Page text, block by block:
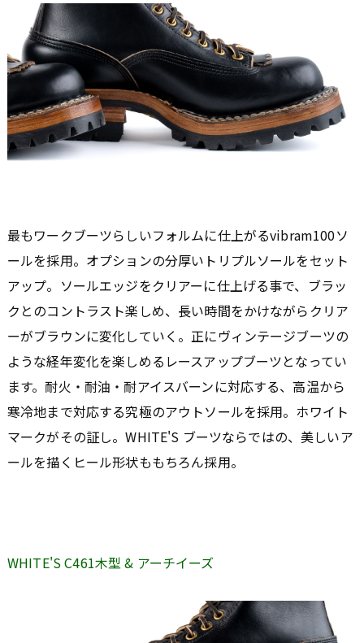
最もワークブーツらしいフォルムに仕上がるvibram100ソ
ールを採用。オプションの分厚いトリプルソールをセット
アップ。ソールエッジをクリアーに仕上げる事で、ブラッ
クとのコントラスト楽しめ、長い時間をかけながらクリア
ーがブラウンに変化していく。正にヴィンテージブーツの
ような経年変化を楽しめるレースアップブーツとなってい
ます。耐火・耐油・耐アイスバーンに対応する、高温から
寒冷地まで対応する究極のアウトソールを採用。ホワイト
マークがその証し。WHITE'S ブーツならではの、美しいア
ールを描くヒール形状ももちろん採用。
WHITE'S C461木型 & アーチイーズ